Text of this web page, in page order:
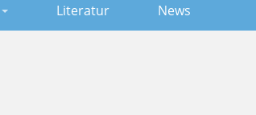
Literatur News